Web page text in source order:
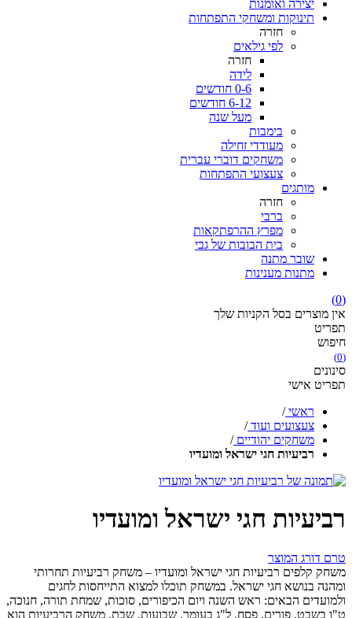
יצירה ואומנות
תינוקות ומשחקי התפתחות
חזרה
לפי גילאים
חזרה
לידה
0-6 חודשים
6-12 חודשים
מעל שנה
בימבות
מעודדי זחילה
משחקים דוברי עברית
צעצועי התפתחות
מותגים
חזרה
ברבי
מפרץ ההרפתקאות
בית הבובות של גבי
שובר מתנה
מתנות מענינות
(0)
אין מוצרים בסל הקניות שלך
תפריט
חיפוש
(0)
סינונים
תפריט אישי
ראשי /
צעצועים ועוד /
משחקים יהודיים /
רביעיות חגי ישראל ומועדיו
רביעיות חגי ישראל ומועדיו
טרם דורג המוצר
משחק קלפים רביעיות חגי ישראל ומועדיו – משחק רביעיות תחרותי
ומהנה בנושא חגי ישראל. במשחק תוכלו למצוא התייחסות לחגים
ולמועדים הבאים: ראש השנה ויום הכיפורים, סוכות, שמחת תורה, חנוכה,
ט"ו בשבט, פורים, פסח, ל"ג בעומר, שבועות, שבת. משחק הרביעיות הוא